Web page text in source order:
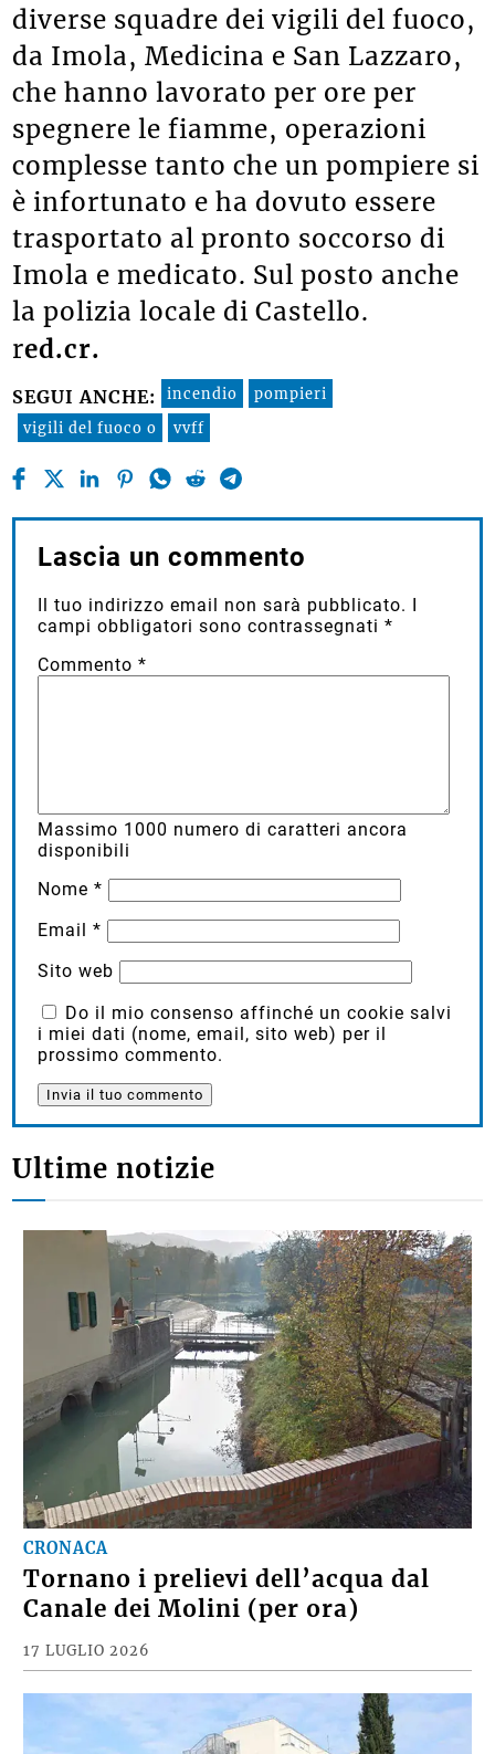
diverse squadre dei vigili del fuoco,
da Imola, Medicina e San Lazzaro,
che hanno lavorato per ore per
spegnere le fiamme, operazioni
complesse tanto che un pompiere si
è infortunato e ha dovuto essere
trasportato al pronto soccorso di
Imola e medicato. Sul posto anche
la polizia locale di Castello.
red.cr.
SEGUI ANCHE: incendio
pompieri
vigili del fuoco o
vvff
Lascia un commento
Il tuo indirizzo email non sarà pubblicato.
campi obbligatori sono contrassegnati*
Commento*
Massimo 1000 numero di caratteri ancora
disponibili
Nome*
Email*
Sito web
Do il mio consenso affinché un cookie salvi
i miei dati (nome, email, sito web) per il
prossimo commento.
Ultime notizie
CRONACA
Tornano i prelievi dell’acqua dal
Canale dei Molini (per ora)
17 LUGLIO 2026